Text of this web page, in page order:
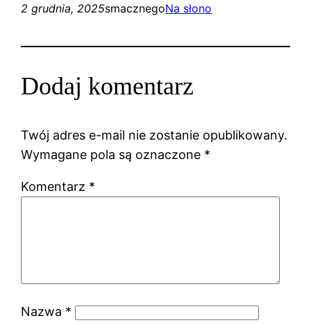
2 grudnia, 2025smacznegoNa słono
Dodaj komentarz
Twój adres e-mail nie zostanie opublikowany.
Wymagane pola są oznaczone *
Komentarz *
Nazwa *